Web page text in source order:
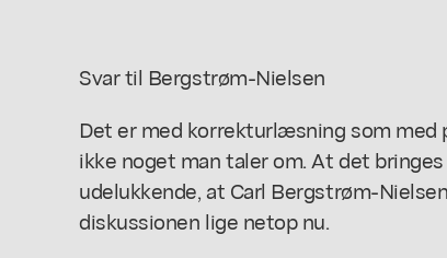
Svar til Bergstrøm-Nielsen
Det er med korrekturlæsning som med
ikke noget man taler om. At det
udelukkende, at Carl Bergstrøm-
diskussionen lige netop nu.